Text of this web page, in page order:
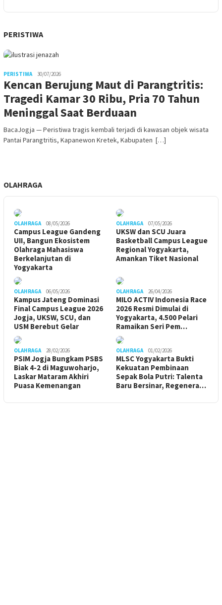
PERISTIWA
PERISTIWA 30/07/2026
Kencan Berujung Maut di Parangtritis:
Tragedi Kamar 30 Ribu, Pria 70 Tahun
Meninggal Saat Berduaan
BacaJogja — Peristiwa tragis kembali terjadi di kawasan objek wisata
Pantai Parangtritis, Kapanewon Kretek, Kabupaten […]
OLAHRAGA
OLAHRAGA 08/05/2026
Campus League Gandeng
UII, Bangun Ekosistem
Olahraga Mahasiswa
Berkelanjutan di
Yogyakarta
OLAHRAGA 07/05/2026
UKSW dan SCU Juara
Basketball Campus League
Regional Yogyakarta,
Amankan Tiket Nasional
OLAHRAGA 06/05/2026
Kampus Jateng Dominasi
Final Campus League 2026
Jogja, UKSW, SCU, dan
USM Berebut Gelar
OLAHRAGA 26/04/2026
MILO ACTIV Indonesia Race
2026 Resmi Dimulai di
Yogyakarta, 4.500 Pelari
Ramaikan Seri Pem…
OLAHRAGA 28/02/2026
PSIM Jogja Bungkam PSBS
Biak 4-2 di Maguwoharjo,
Laskar Mataram Akhiri
Puasa Kemenangan
OLAHRAGA 01/02/2026
MLSC Yogyakarta Bukti
Kekuatan Pembinaan
Sepak Bola Putri: Talenta
Baru Bersinar, Regenera…